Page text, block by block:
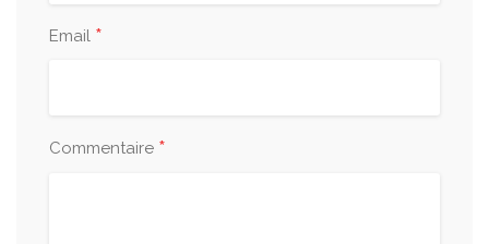
Email *
Commentaire *